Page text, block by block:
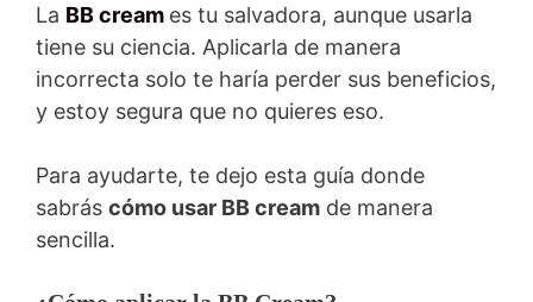
La BB cream es tu salvadora, aunque usarla
tiene su ciencia. Aplicarla de manera
incorrecta solo te haría perder sus beneficios,
y estoy segura que no quieres eso.
Para ayudarte, te dejo esta guía donde
sabrás cómo usar BB cream de manera
sencilla.